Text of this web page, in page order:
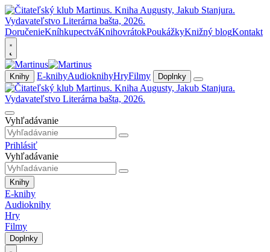
DoručenieKníhkupectváKnihovrátokPoukážkyKnižný blogKontakt
Knihy E-knihyAudioknihyHryFilmy Doplnky
Vyhľadávanie
Prihlásiť
Vyhľadávanie
Knihy
E-knihy
Audioknihy
Hry
Filmy
Doplnky